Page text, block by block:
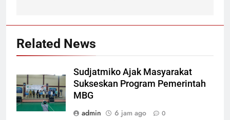
Related News
Sudjatmiko Ajak Masyarakat
Sukseskan Program Pemerintah
MBG
admin
6 jam ago 0